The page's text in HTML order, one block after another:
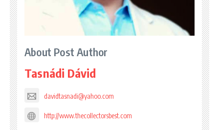
About Post Author
Tasnádi Dávid
davidtasnadi@yahoo.com
http://www.thecollectorsbest.com